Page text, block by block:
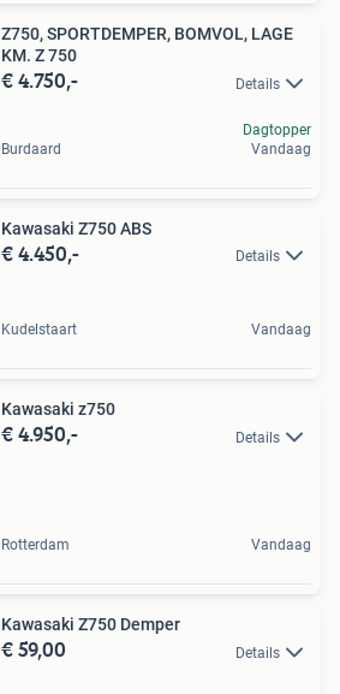
Z750, SPORTDEMPER, BOMVOL, LAGE
KM. Z 750
€ 4.750,- Details
Burdaard
Dagtopper
Vandaag
Kawasaki Z750 ABS
€ 4.450,- Details
Kudelstaart Vandaag
Kawasaki z750
€ 4.950,- Details
Rotterdam Vandaag
Kawasaki Z750 Demper
€ 59,00 Details